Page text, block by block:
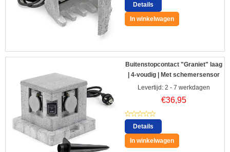
Details
In winkelwagen
Buitenstopcontact "Graniet" laag
| 4-voudig | Met schemersensor
Levertijd: 2 - 7 werkdagen
€36,95
Details
In winkelwagen